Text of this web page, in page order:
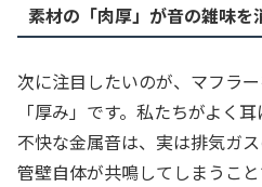
素材の「肉厚」が音の雑味を
次に注目したいのが、マフラ
「厚み」です。私たちがよく
不快な金属音は、実は排気ガ
管壁自体が共鳴してしまうこ